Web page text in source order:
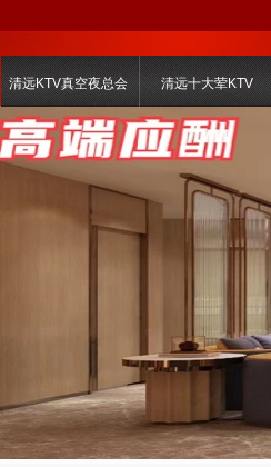
清远KTV真空夜总会 清远十大荤KTV